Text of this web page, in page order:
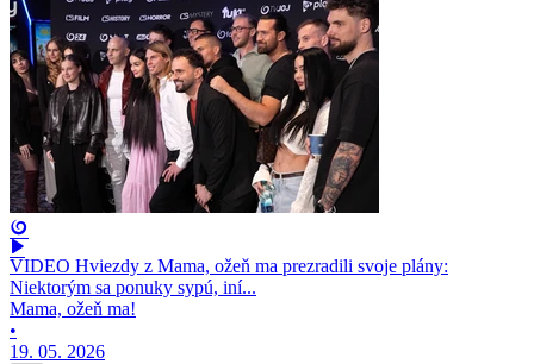
VIDEO Hviezdy z Mama, ožeň ma prezradili svoje plány:
Niektorým sa ponuky sypú, iní...
Mama, ožeň ma!
•
19. 05. 2026